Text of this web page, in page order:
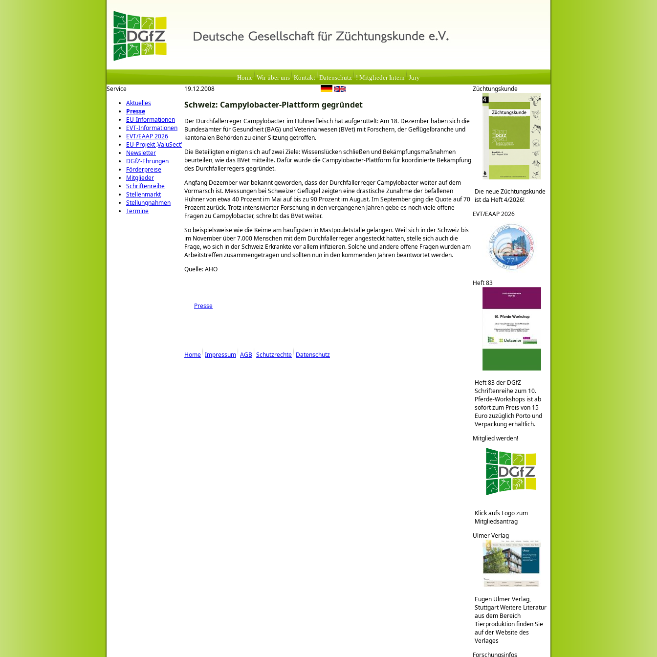
Home Wir über uns Kontakt Datenschutz ! Mitglieder Intern Jury
Service
Aktuelles
Presse
EU-Informationen
EVT-Informationen
EVT/EAAP 2026
EU-Projekt ‚ValuSect‘
Newsletter
DGfZ-Ehrungen
Förderpreise
Mitglieder
Schriftenreihe
Stellenmarkt
Stellungnahmen
Termine
19.12.2008
Schweiz: Campylobacter-Plattform gegründet
Der Durchfallerreger Campylobacter im Hühnerfleisch hat aufgerüttelt: Am 18. Dezember haben sich die
Bundesämter für Gesundheit (BAG) und Veterinärwesen (BVet) mit Forschern, der Geflügelbranche und
kantonalen Behörden zu einer Sitzung getroffen.
Die Beteiligten einigten sich auf zwei Ziele: Wissenslücken schließen und Bekämpfungsmaßnahmen
beurteilen, wie das BVet mitteilte. Dafür wurde die Campylobacter-Plattform für koordinierte Bekämpfung
des Durchfallerregers gegründet.
Angfang Dezember war bekannt geworden, dass der Durchfallerreger Campylobacter weiter auf dem
Vormarsch ist. Messungen bei Schweizer Geflügel zeigten eine drastische Zunahme der befallenen
Hühner von etwa 40 Prozent im Mai auf bis zu 90 Prozent im August. Im September ging die Quote auf 70
Prozent zurück. Trotz intensivierter Forschung in den vergangenen Jahren gebe es noch viele offene
Fragen zu Campylobacter, schreibt das BVet weiter.
So beispielsweise wie die Keime am häufigsten in Mastpouletställe gelängen. Weil sich in der Schweiz bis
im November über 7.000 Menschen mit dem Durchfallerreger angesteckt hatten, stelle sich auch die
Frage, wo sich in der Schweiz Erkrankte vor allem infizieren. Solche und andere offene Fragen wurden am
Arbeitstreffen zusammengetragen und sollten nun in den kommenden Jahren beantwortet werden.
Quelle: AHO
Presse
Home Impressum AGB Schutzrechte Datenschutz
Züchtungskunde
Die neue Züchtungskunde
ist da Heft 4/2026!
EVT/EAAP 2026
Heft 83
Heft 83 der DGfZ-
Schriftenreihe zum 10.
Pferde-Workshops ist ab
sofort zum Preis von 15
Euro zuzüglich Porto und
Verpackung erhältlich.
Mitglied werden!
Klick aufs Logo zum
Mitgliedsantrag
Ulmer Verlag
Eugen Ulmer Verlag,
Stuttgart Weitere Literatur
aus dem Bereich
Tierproduktion finden Sie
auf der Website des
Verlages
Forschungsinfos